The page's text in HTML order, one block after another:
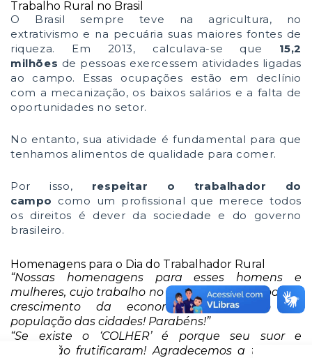
Trabalho Rural no Brasil
O Brasil sempre teve na agricultura, no
extrativismo e na pecuária suas maiores fontes de
riqueza. Em 2013, calculava-se que 15,2
milhões de pessoas exercessem atividades ligadas
ao campo. Essas ocupações estão em declínio
com a mecanização, os baixos salários e a falta de
oportunidades no setor.
No entanto, sua atividade é fundamental para que
tenhamos alimentos de qualidade para comer.
Por isso, respeitar o trabalhador do
campo como um profissional que merece todos
os direitos é dever da sociedade e do governo
brasileiro.
Homenagens para o Dia do Trabalhador Rural
“Nossas homenagens para esses homens e
mulheres, cujo trabalho no campo contribui para o
crescimento da economia e sustento da
população das cidades! Parabéns!”
“Se existe o ‘COLHER’ é porque seu suor e
dedicação frutificaram! Agradecemos a todos os